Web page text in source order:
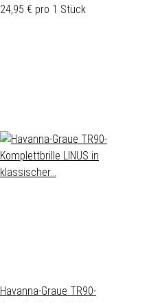
24,95 € pro 1 Stück
Havanna-Graue TR90-